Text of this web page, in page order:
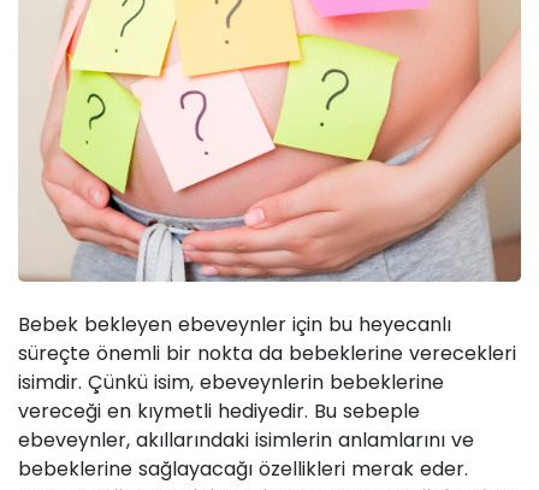
Bebek bekleyen ebeveynler için bu heyecanlı
süreçte önemli bir nokta da bebeklerine verecekleri
isimdir. Çünkü isim, ebeveynlerin bebeklerine
vereceği en kıymetli hediyedir. Bu sebeple
ebeveynler, akıllarındaki isimlerin anlamlarını ve
bebeklerine sağlayacağı özellikleri merak eder.